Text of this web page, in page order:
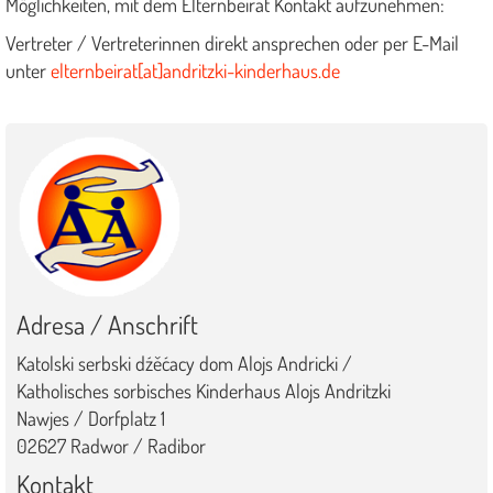
Vertreter / Vertreterinnen direkt ansprechen oder per E-Mail
unterelternbeirat[at]andritzki-kinderhaus.de
Adresa / Anschrift
Katolski serbski dźěćacy dom Alojs Andricki /
Katholisches sorbisches Kinderhaus Alojs Andritzki
Nawjes / Dorfplatz 1
02627 Radwor / Radibor
Kontakt